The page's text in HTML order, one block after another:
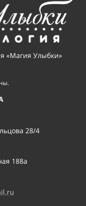
«Магия Улыбки»
28/4
188а